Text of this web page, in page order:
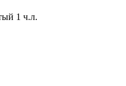
1 ч.л.